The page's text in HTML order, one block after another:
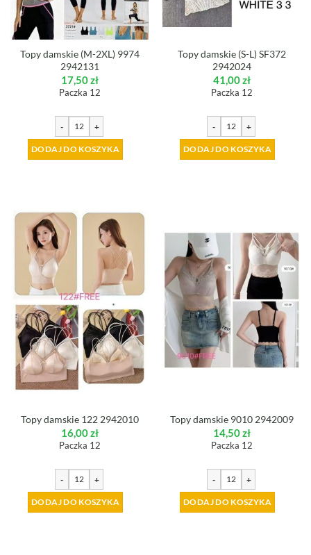
Topy damskie (M-2XL) 9974
2942131
17,50zł
Paczka 12
- +
DODAJ DO KOSZYKA
Topy damskie (S-L) SF372
2942024
41,00zł
Paczka 12
- +
DODAJ DO KOSZYKA
Topy damskie 122 2942010
16,00zł
Paczka 12
- +
DODAJ DO KOSZYKA
Topy damskie 9010 2942009
14,50zł
Paczka 12
- +
DODAJ DO KOSZYKA